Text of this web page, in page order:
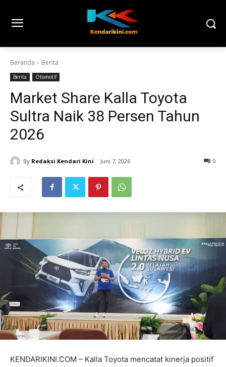
Beranda Berita
Berita Otomotif
Market Share Kalla Toyota
Sultra Naik 38 Persen Tahun
2026
By Redaksi Kendari Kini Juni 7, 2026 0
KENDARIKINI.COM – Kalla Toyota mencatat kinerja positif